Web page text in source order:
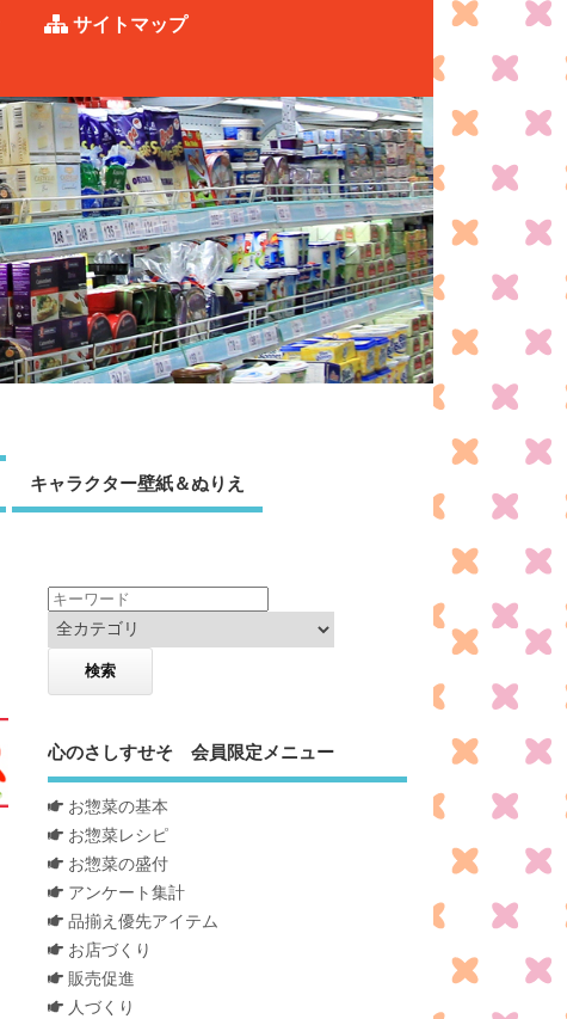
サイトマップ
キャラクター壁紙＆ぬりえ
心のさしすせそ 会員限定メニュー
お惣菜の基本
お惣菜レシピ
お惣菜の盛付
アンケート集計
品揃え優先アイテム
お店づくり
販売促進
人づくり